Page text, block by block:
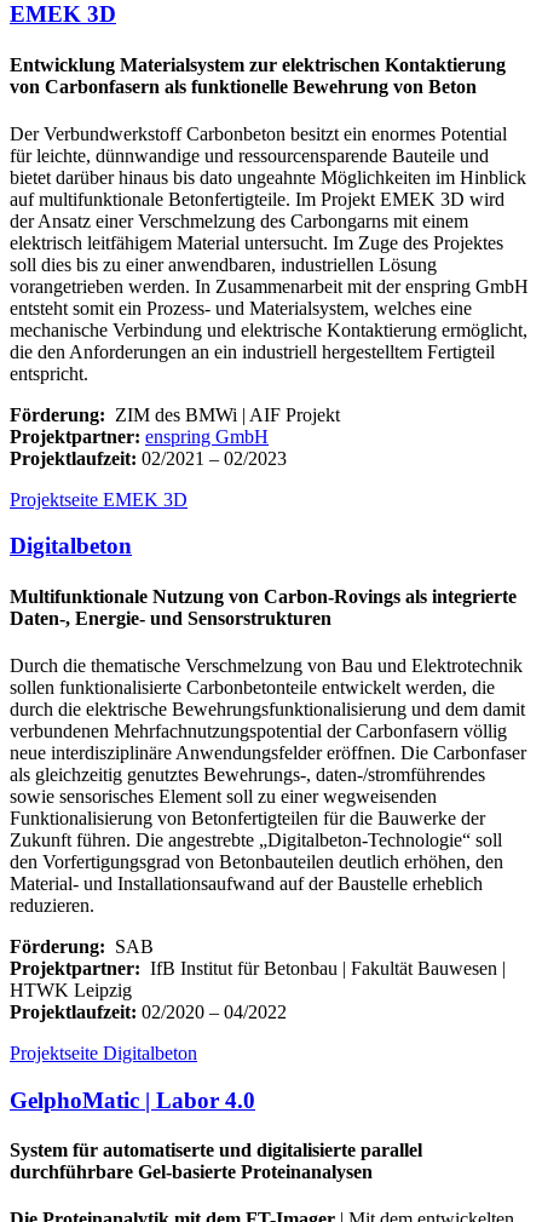
EMEK 3D
Entwicklung Materialsystem zur elektrischen Kontaktierung
von Carbonfasern als funktionelle Bewehrung von Beton
Der Verbundwerkstoff Carbonbeton besitzt ein enormes Potential
für leichte, dünnwandige und ressourcensparende Bauteile und
bietet darüber hinaus bis dato ungeahnte Möglichkeiten im Hinblick
auf multifunktionale Betonfertigteile. Im Projekt EMEK 3D wird
der Ansatz einer Verschmelzung des Carbongarns mit einem
elektrisch leitfähigem Material untersucht. Im Zuge des Projektes
soll dies bis zu einer anwendbaren, industriellen Lösung
vorangetrieben werden. In Zusammenarbeit mit der enspring GmbH
entsteht somit ein Prozess- und Materialsystem, welches eine
mechanische Verbindung und elektrische Kontaktierung ermöglicht,
die den Anforderungen an ein industriell hergestelltem Fertigteil
entspricht.
Förderung: ZIM des BMWi | AIF Projekt
Projektpartner: enspring GmbH
Projektlaufzeit: 02/2021 – 02/2023
Projektseite EMEK 3D
Digitalbeton
Multifunktionale Nutzung von Carbon-Rovings als integrierte
Daten-, Energie- und Sensorstrukturen
Durch die thematische Verschmelzung von Bau und Elektrotechnik
sollen funktionalisierte Carbonbetonteile entwickelt werden, die
durch die elektrische Bewehrungsfunktionalisierung und dem damit
verbundenen Mehrfachnutzungspotential der Carbonfasern völlig
neue interdisziplinäre Anwendungsfelder eröffnen. Die Carbonfaser
als gleichzeitig genutztes Bewehrungs-, daten-/stromführendes
sowie sensorisches Element soll zu einer wegweisenden
Funktionalisierung von Betonfertigteilen für die Bauwerke der
Zukunft führen. Die angestrebte „Digitalbeton-Technologie“ soll
den Vorfertigungsgrad von Betonbauteilen deutlich erhöhen, den
Material- und Installationsaufwand auf der Baustelle erheblich
reduzieren.
Förderung: SAB
Projektpartner: IfB Institut für Betonbau | Fakultät Bauwesen |
HTWK Leipzig
Projektlaufzeit: 02/2020 – 04/2022
Projektseite Digitalbeton
GelphoMatic | Labor 4.0
System für automatiserte und digitalisierte parallel
durchführbare Gel-basierte Proteinanalysen